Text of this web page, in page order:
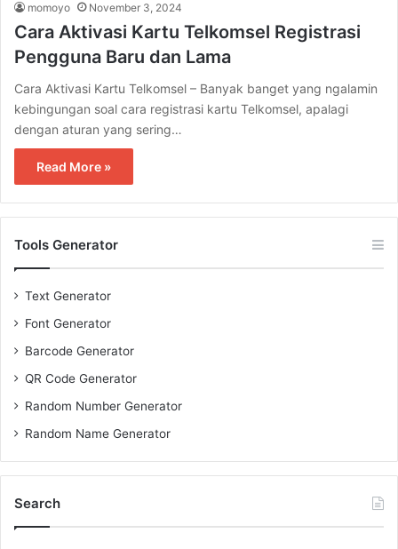
momoyo November 3, 2024
Cara Aktivasi Kartu Telkomsel Registrasi
Pengguna Baru dan Lama
Cara Aktivasi Kartu Telkomsel – Banyak banget yang ngalamin
kebingungan soal cara registrasi kartu Telkomsel, apalagi
dengan aturan yang sering…
Read More »
Tools Generator
Text Generator
Font Generator
Barcode Generator
QR Code Generator
Random Number Generator
Random Name Generator
Search